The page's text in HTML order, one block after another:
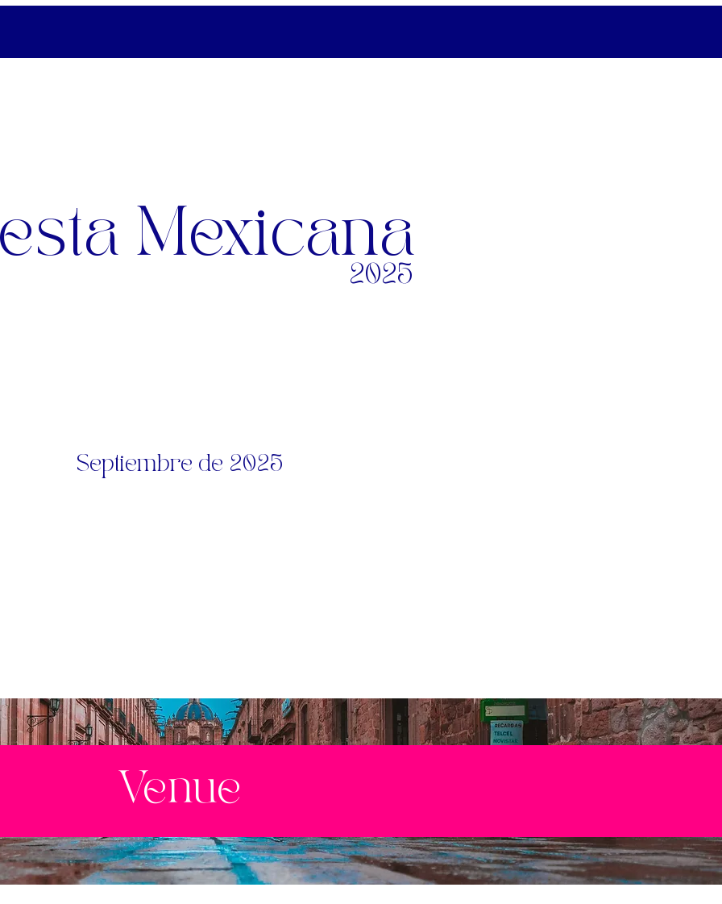
2025
Mexicana
Septiembre de 2025
Venue